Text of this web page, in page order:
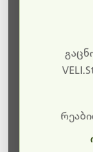
ბოდიშს
მალე